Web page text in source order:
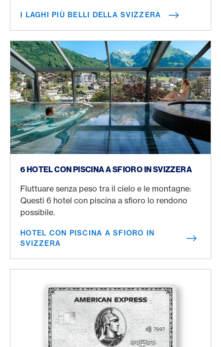
I LAGHI PIÙ BELLI DELLA SVIZZERA
6 HOTEL CON PISCINA A SFIORO IN SVIZZERA
Fluttuare senza peso tra il cielo e le montagne:
Questi 6 hotel con piscina a sfioro lo rendono
possibile.
HOTEL CON PISCINA A SFIORO IN
SVIZZERA